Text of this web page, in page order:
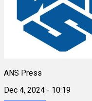
ANS Press
Dec 4, 2024 - 10:19